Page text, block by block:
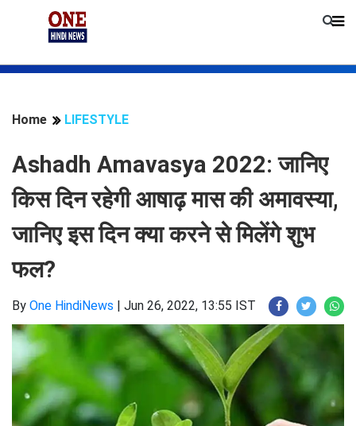
Home LIFESTYLE
Ashadh Amavasya 2022: जानिए
किस दिन रहेगी आषाढ़ मास की अमावस्या,
जानिए इस दिन क्या करने से मिलेंगे शुभ
फल?
By One HindiNews | Jun 26, 2022, 13:55 IST